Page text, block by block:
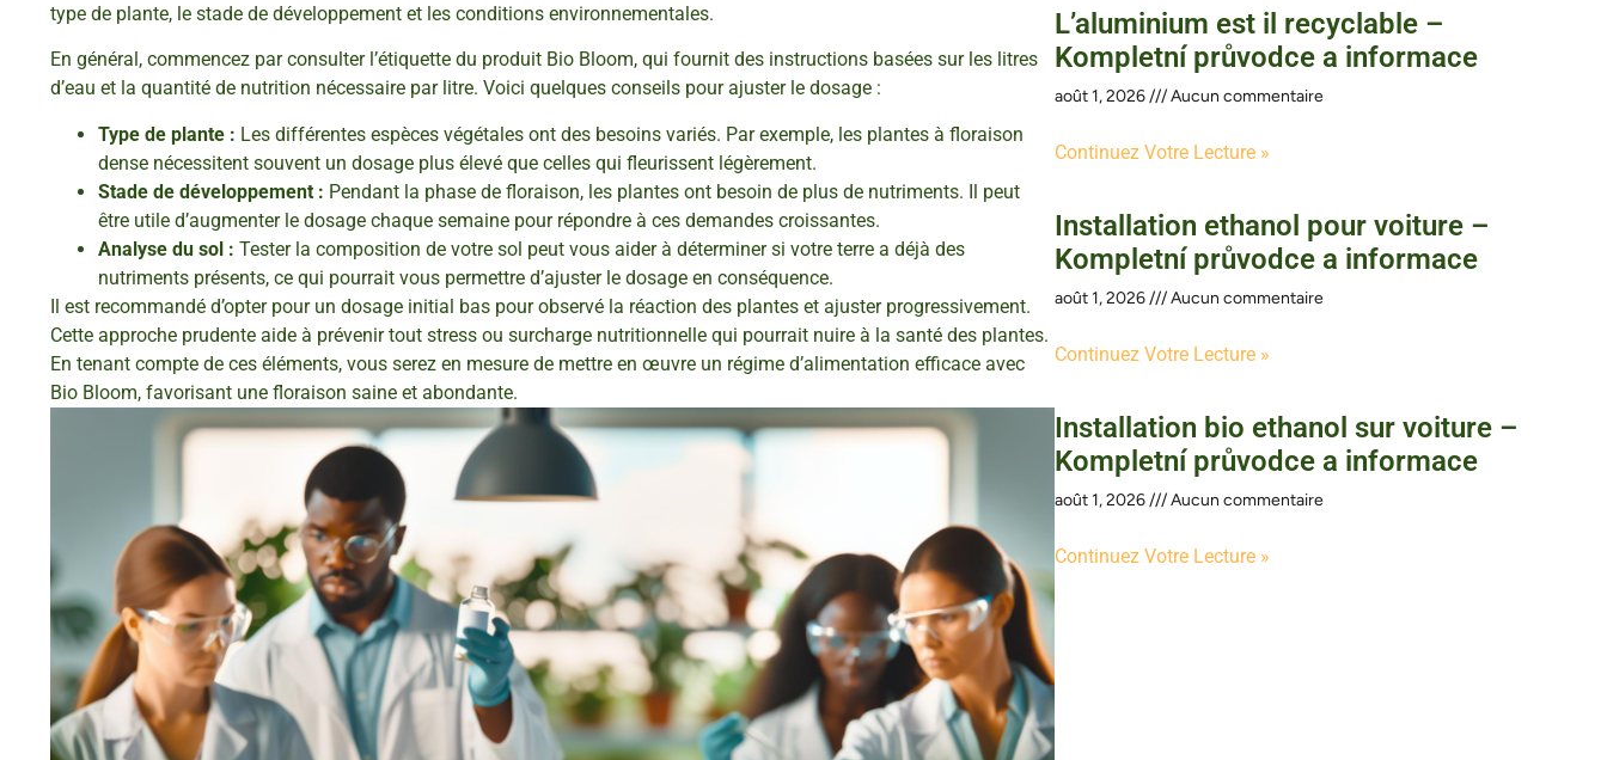
type de plante, le stade de développement et les conditions environnementales.
En général, commencez par consulter l’étiquette du produit Bio Bloom, qui fournit des instructions basées sur les litres
d’eau et la quantité de nutrition nécessaire par litre. Voici quelques conseils pour ajuster le dosage :
Type de plante : Les différentes espèces végétales ont des besoins variés. Par exemple, les plantes à floraison
dense nécessitent souvent un dosage plus élevé que celles qui fleurissent légèrement.
Stade de développement : Pendant la phase de floraison, les plantes ont besoin de plus de nutriments. Il peut
être utile d’augmenter le dosage chaque semaine pour répondre à ces demandes croissantes.
Analyse du sol : Tester la composition de votre sol peut vous aider à déterminer si votre terre a déjà des
nutriments présents, ce qui pourrait vous permettre d’ajuster le dosage en conséquence.
Il est recommandé d’opter pour un dosage initial bas pour observé la réaction des plantes et ajuster progressivement.
Cette approche prudente aide à prévenir tout stress ou surcharge nutritionnelle qui pourrait nuire à la santé des plantes.
En tenant compte de ces éléments, vous serez en mesure de mettre en œuvre un régime d’alimentation efficace avec
Bio Bloom, favorisant une floraison saine et abondante.
L’aluminium est il recyclable –
Kompletní průvodce a informace
août 1, 2026 Aucun commentaire
Continuez Votre Lecture »
Installation ethanol pour voiture –
Kompletní průvodce a informace
août 1, 2026 Aucun commentaire
Continuez Votre Lecture »
Installation bio ethanol sur voiture –
Kompletní průvodce a informace
août 1, 2026 Aucun commentaire
Continuez Votre Lecture »